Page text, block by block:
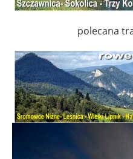
polecana